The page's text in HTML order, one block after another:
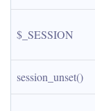
$_SESSION
session_unset()